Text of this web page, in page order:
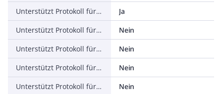
Unterstützt Protokoll für TCP/IP
Ja
Unterstützt Protokoll für PROFIBUS
Nein
Unterstützt Protokoll für CAN
Nein
Unterstützt Protokoll für INTERBUS
Nein
Unterstützt Protokoll für ASI
Nein